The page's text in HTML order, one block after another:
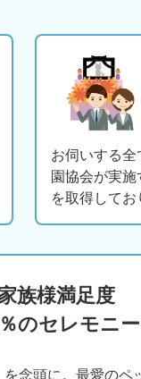
お伺いする
園協会が実
を取得してお
族様満足度
のセレモニー
を念頭に。最愛のペ